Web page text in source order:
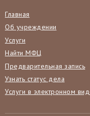
Главная
Об учреждении
Услуги
Найти МФЦ
Предварительная запись
Узнать статус дела
Услуги в электронном